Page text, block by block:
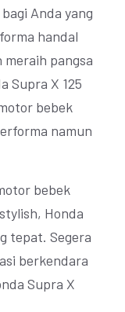
Anda yang
handal
pangsa
Supra X 125
bebek
namun
bebek
Honda
tepat. Segera
berkendara
Supra X